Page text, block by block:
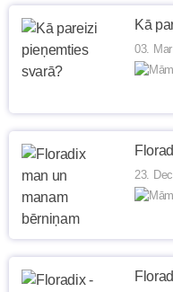
Kā
03.
23.